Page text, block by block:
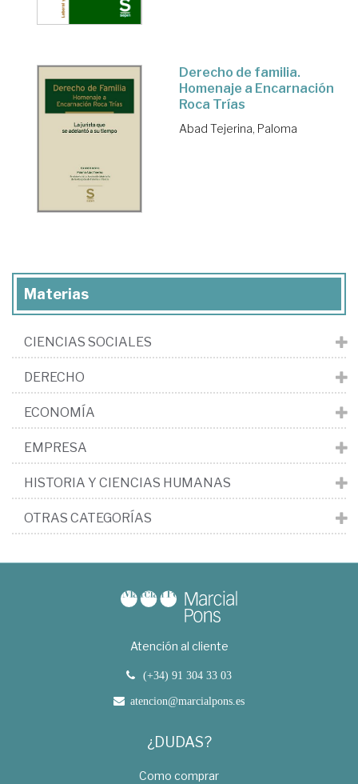
Derecho de familia.
Homenaje a Encarnación
Roca Trías
Abad Tejerina, Paloma
Materias
CIENCIAS SOCIALES
DERECHO
ECONOMÍA
EMPRESA
HISTORIA Y CIENCIAS HUMANAS
OTRAS CATEGORÍAS
Atención al cliente
(+34) 91 304 33 03
atencion@marcialpons.es
¿DUDAS?
Como comprar